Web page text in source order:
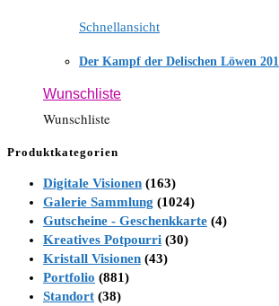
Schnellansicht
Der Kampf der Delischen Löwen
Wunschliste
Wunschliste
Produktkategorien
Digitale Visionen (163)
Galerie Sammlung (1024)
Gutscheine - Geschenkkarte (4)
Kreatives Potpourri (30)
Kristall Visionen (43)
Portfolio (881)
Standort (38)